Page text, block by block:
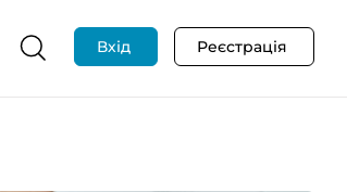
Вхід Реєстрація